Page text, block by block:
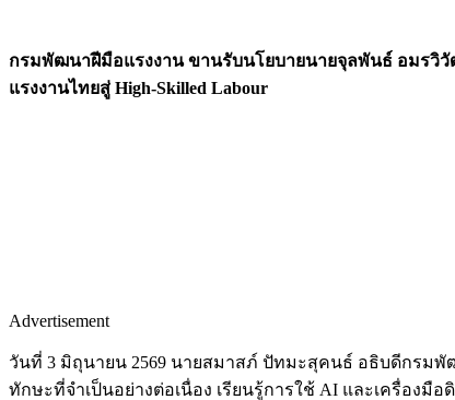
กรมพัฒนาฝีมือแรงงาน ขานรับนโยบายนายจุลพันธ์ อมรวิวัฒ
แรงงานไทยสู่ High-Skilled Labour
Advertisement
วันที่ 3 มิถุนายน 2569 นายสมาสภ์ ปัทมะสุคนธ์ อธิบดีกรม
ทักษะที่จำเป็นอย่างต่อเนื่อง เรียนรู้การใช้ AI และเครื่อง